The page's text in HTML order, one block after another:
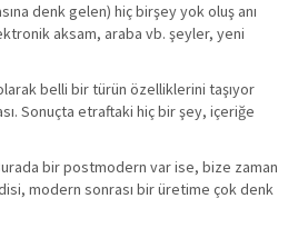
denk gelen) hiç birşey yok oluş anı
aksam, araba vb. şeyler, yeni
belli bir türün özelliklerini taşıyor
Sonuçta etraftaki hiç bir şey, içeriğe
bir postmodern var ise, bize zaman
modern sonrası bir üretime çok denk